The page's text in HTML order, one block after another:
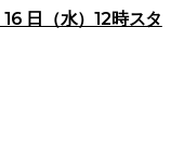
日（水）12時スタ